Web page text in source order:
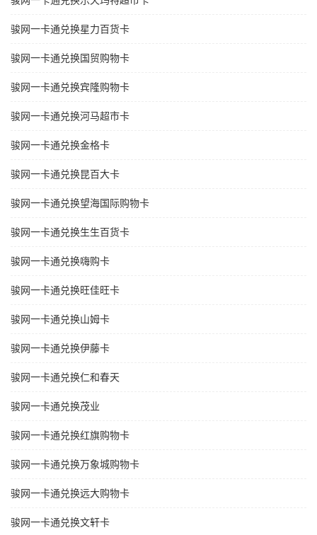
骏网一卡通兑换星力百货卡
骏网一卡通兑换国贸购物卡
骏网一卡通兑换宾隆购物卡
骏网一卡通兑换河马超市卡
骏网一卡通兑换金格卡
骏网一卡通兑换昆百大卡
骏网一卡通兑换望海国际购物卡
骏网一卡通兑换生生百货卡
骏网一卡通兑换嗨购卡
骏网一卡通兑换旺佳旺卡
骏网一卡通兑换山姆卡
骏网一卡通兑换伊藤卡
骏网一卡通兑换仁和春天
骏网一卡通兑换茂业
骏网一卡通兑换红旗购物卡
骏网一卡通兑换万象城购物卡
骏网一卡通兑换远大购物卡
骏网一卡通兑换文轩卡